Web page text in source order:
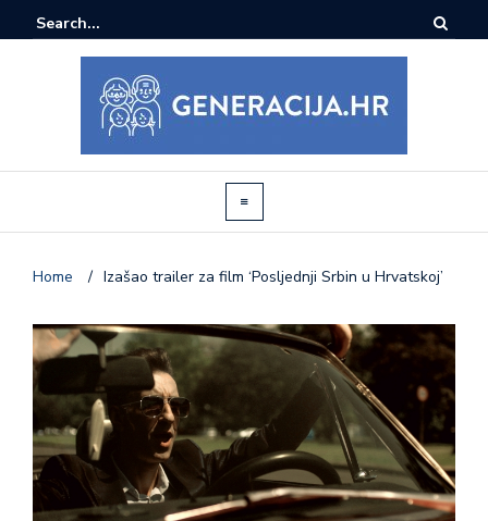
Home / Izašao trailer za film ‘Posljednji Srbin u Hrvatskoj’